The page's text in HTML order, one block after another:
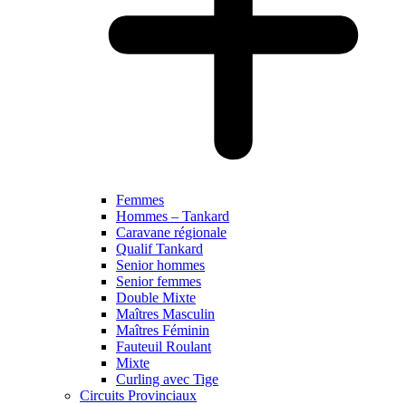
Femmes
Hommes – Tankard
Caravane régionale
Qualif Tankard
Senior hommes
Senior femmes
Double Mixte
Maîtres Masculin
Maîtres Féminin
Fauteuil Roulant
Mixte
Curling avec Tige
Circuits Provinciaux